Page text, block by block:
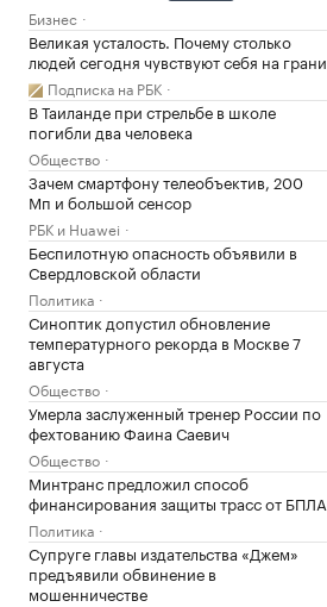
Бизнес
Великая усталость. Почему столько
людей сегодня чувствуют себя на грани
Подписка на РБК
В Таиланде при стрельбе в школе
погибли два человека
Общество
Зачем смартфону телеобъектив, 200
Мп и большой сенсор
РБК и Huawei
Беспилотную опасность объявили в
Свердловской области
Политика
Синоптик допустил обновление
температурного рекорда в Москве 7
августа
Общество
Умерла заслуженный тренер России по
фехтованию Фаина Саевич
Общество
Минтранс предложил способ
финансирования защиты трасс от БПЛА
Политика
Супруге главы издательства «Джем»
предъявили обвинение в
мошенничестве